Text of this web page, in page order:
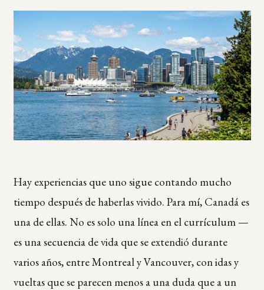
Hay experiencias que uno sigue contando mucho
tiempo después de haberlas vivido. Para mí, Canadá es
una de ellas. No es solo una línea en el currículum —
es una secuencia de vida que se extendió durante
varios años, entre Montreal y Vancouver, con idas y
vueltas que se parecen menos a una duda que a un